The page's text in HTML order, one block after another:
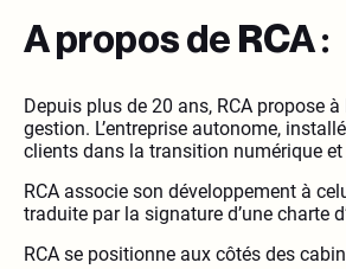
A propos de RCA :
Depuis plus de 20 ans, RCA propose
gestion. L’entreprise autonome,
clients dans la transition numérique et
RCA associe son développement à
traduite par la signature d’une charte
RCA se positionne aux côtés des